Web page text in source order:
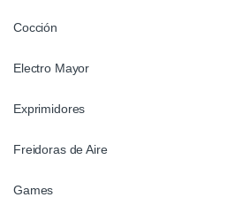
Cocción
Electro Mayor
Exprimidores
Freidoras de Aire
Games